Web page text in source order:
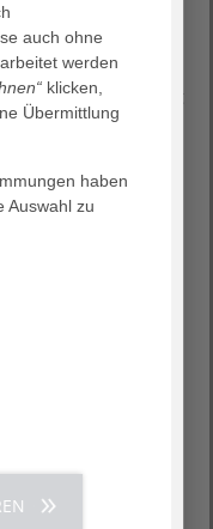
versichert)? In
um
Terminvereinbarung
verordneter
auch ohne
werden
klicken,
Übermittlung
haben
Auswahl zu